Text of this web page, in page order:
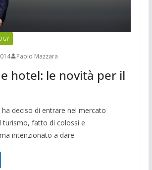
Paolo Mazzara
hotel: le novità per il
deciso di entrare nel mercato
turismo, fatto di colossi e
intenzionato a dare